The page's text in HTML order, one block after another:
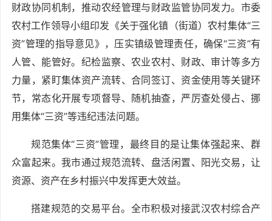
财政协同机制，推动农经管理与财政监管协同发力。市委
农村工作领导小组印发《关于强化镇（街道）农村集体“三
资”管理的指导意见》，压实镇级管理责任，确保“三资”有
人管、能管好。纪检监察、农业农村、财政、审计等多方
力量，紧盯集体资产流转、合同签订、资金使用等关键环
节，常态化开展专项督导、随机抽查，严厉查处侵占、挪
用集体“三资”等违纪违法问题。
规范集体“三资”管理，最终目的是让集体强起来、群
众富起来。我市通过规范流转、盘活闲置、阳光交易，让
资源、资产在乡村振兴中发挥更大效益。
搭建规范的交易平台。全市积极对接武汉农村综合产